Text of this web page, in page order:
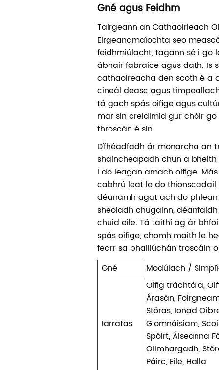
Gné agus Feidhm
Tairgeann an Cathaoirleach
Eirgeanamaíochta seo
feidhmiúlacht, tagann sé i go
ábhair fabraice agus dath. Is
cathaoireacha den scoth é a
cineál deasc agus
tá gach spás oifige agus
mar sin creidimid gur chóir
throscán é sin.
D'fhéadfadh ár monarcha an
shaincheapadh chun a
i do leagan amach oifige.
cabhrú leat le do thionscadail
déanamh agat ach do
sheoladh chugainn,
chuid eile. Tá taithí ag ár
spás oifige, chomh maith le
fearr sa bhailiúchán troscáin
Gné
Modúlach /
Iarratas
Oifig tráchtála,
Árasán,
Stóras, Ionad
Giomnáisiam,
Spóirt, Áiseanna
Ollmhargadh,
Páirc, Eile, Halla